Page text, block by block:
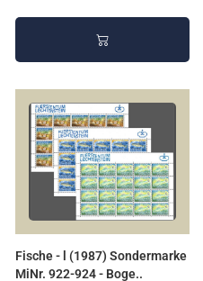
Fische - l (1987) Sondermarke
MiNr. 922-924 - Boge..